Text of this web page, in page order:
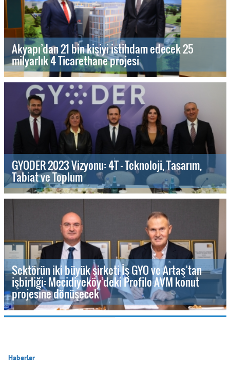
Akyapı’dan 21 bin kişiyi istihdam edecek 25
milyarlık 4 Ticarethane projesi
GYODER 2023 Vizyonu: 4T - Teknoloji, Tasarım,
Tabiat ve Toplum
Sektörün iki büyük şirketi İş GYO ve Artaş’tan
işbirliği: Mecidiyeköy’deki Profilo AVM konut
projesine dönüşecek
Haberler